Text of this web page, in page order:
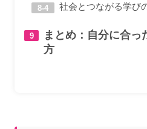
社会とつながる学び
まとめ：自分に合っ
方